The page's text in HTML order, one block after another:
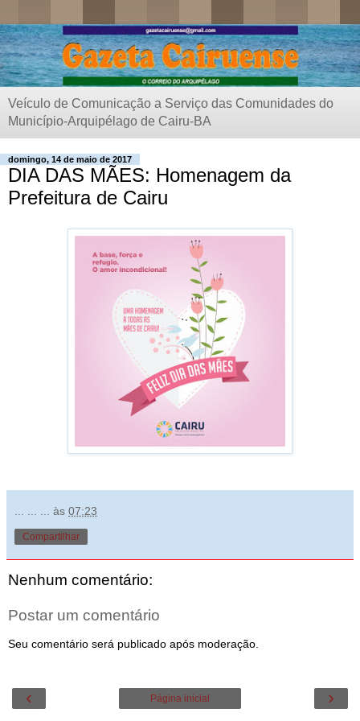
Veículo de Comunicação a Serviço das Comunidades do
Município-Arquipélago de Cairu-BA
domingo, 14 de maio de 2017
DIA DAS MÃES: Homenagem da
Prefeitura de Cairu
às 07:23
Compartilhar
Nenhum comentário:
Postar um comentário
Seu comentário será publicado após moderação.
‹ ›
Página inicial